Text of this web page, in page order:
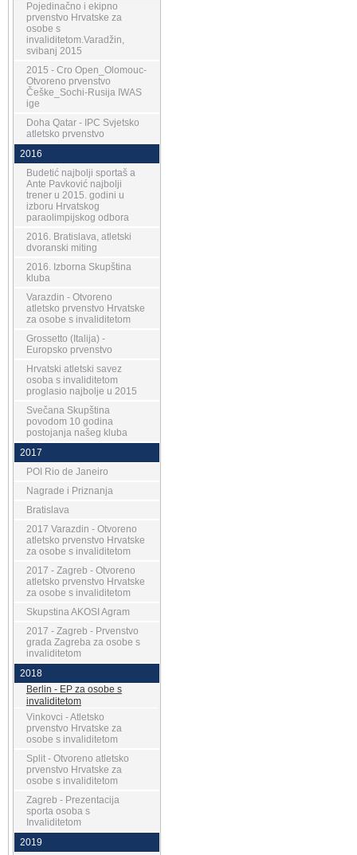
Pojedinačno i ekipno
prvenstvo Hrvatske za
osobe s
invaliditetom.Varadžin,
svibanj 2015
2015 - Cro Open_Olomouc-
Otvoreno prvenstvo
Češke_Sochi-Rusija IWAS
ige
Doha Qatar - IPC Svjetsko
atletsko prvenstvo
2016
Budetić najbolji sportaš a
Ante Pavković najbolji
trener u 2015. godini u
izboru Hrvatskog
paraolimpijskog odbora
2016. Bratislava, atletski
dvoranski miting
2016. Izborna Skupština
kluba
Varazdin - Otvoreno
atletsko prvenstvo Hrvatske
za osobe s invaliditetom
Grossetto (Italija) -
Europsko prvenstvo
Hrvatski atletski savez
osoba s invaliditetom
proglasio najbolje u 2015
Svečana Skupština
povodom 10 godina
postojanja našeg kluba
2017
POI Rio de Janeiro
Nagrade i Priznanja
Bratislava
2017 Varazdin - Otvoreno
atletsko prvenstvo Hrvatske
za osobe s invaliditetom
2017 - Zagreb - Otvoreno
atletsko prvenstvo Hrvatske
za osobe s invaliditetom
Skupstina AKOSI Agram
2017 - Zagreb - Prvenstvo
grada Zagreba za osobe s
invaliditetom
2018
Berlin - EP za osobe s
invaliditetom
Vinkovci - Atletsko
prvenstvo Hrvatske za
osobe s invaliditetom
Split - Otvoreno atletsko
prvenstvo Hrvatske za
osobe s invaliditetom
Zagreb - Prezentacija
sporta osoba s
Invaliditetom
2019